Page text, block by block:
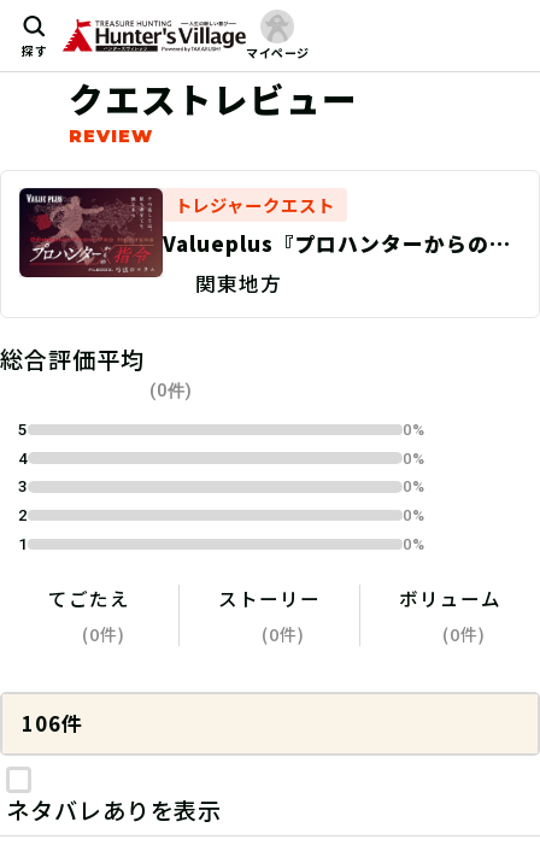
探す マイページ
クエストレビュー
トレジャークエスト
Valueplus『プロハンターからの指
令』FILE003／弓張のコラム
関東地方
総合評価平均
(0件)
5
0%
4
0%
3
0%
2
0%
1
0%
てごたえ
(0件)
ストーリー
(0件)
ボリューム
(0件)
106件
ネタバレありを表示